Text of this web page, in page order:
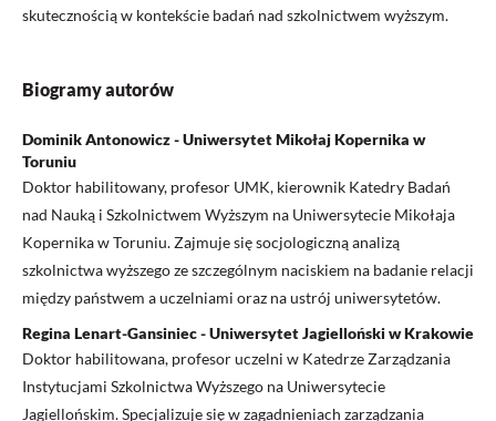
skutecznością w kontekście badań nad szkolnictwem wyższym.
Biogramy autorów
Dominik Antonowicz - Uniwersytet Mikołaj Kopernika w
Toruniu
Doktor habilitowany, profesor UMK, kierownik Katedry Badań
nad Nauką i Szkolnictwem Wyższym na Uniwersytecie Mikołaja
Kopernika w Toruniu. Zajmuje się socjologiczną analizą
szkolnictwa wyższego ze szczególnym naciskiem na badanie relacji
między państwem a uczelniami oraz na ustrój uniwersytetów.
Regina Lenart-Gansiniec - Uniwersytet Jagielloński w Krakowie
Doktor habilitowana, profesor uczelni w Katedrze Zarządzania
Instytucjami Szkolnictwa Wyższego na Uniwersytecie
Jagiellońskim. Specjalizuje się w zagadnieniach zarządzania